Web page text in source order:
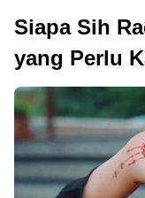
fakta
sini!
Siapa Sih
yang Perlu